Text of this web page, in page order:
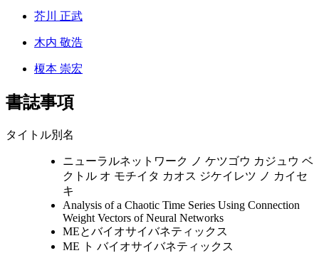
芥川 正武
木内 敬浩
榎本 崇宏
書誌事項
タイトル別名
ニューラルネットワーク ノ ケツゴウ カジュウ ベ
クトル オ モチイタ カオス ジケイレツ ノ カイセ
キ
Analysis of a Chaotic Time Series Using Connection
Weight Vectors of Neural Networks
MEとバイオサイバネティックス
ME ト バイオサイバネティックス